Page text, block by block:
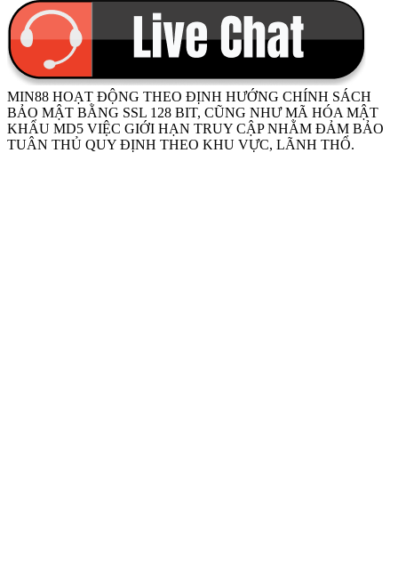
MIN88 HOẠT ĐỘNG THEO ĐỊNH HƯỚNG CHÍNH SÁCH
BẢO MẬT BẰNG SSL 128 BIT, CŨNG NHƯ MÃ HÓA MẬT
KHẨU MD5 VIỆC GIỚI HẠN TRUY CẬP NHẰM ĐẢM BẢO
TUÂN THỦ QUY ĐỊNH THEO KHU VỰC, LÃNH THỔ.